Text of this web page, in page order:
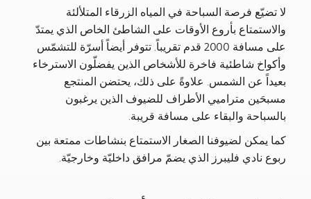
لا تضيّع فرصة السباحة في المياه الزرقاء المتلألئة
والاستمتاع بأروع الأوقات على الشاطئ الخاص الذي يمتدّ
على مسافة 2000 قدم تقريباً. تتوفر أيضاً أسرّة للتشمّس
وأكواخ شاطئية فاخرة للأشخاص الذين يفضلّون الاسترخاء
بعيداً عن الشمس. علاوةً على ذلك، يحتضن المنتجع
مسبحَين متراميي الأطراف للضيوف الذين يرغبون
بالسباحة والبقاء على مسافة قريبة.
كما يمكن لضيوفنا الصغار الاستمتاع بنشاطات ممتعة بين
ربوع نادي فليبرز الذي يضمّ مرافق داخليّة وخارجيّة.